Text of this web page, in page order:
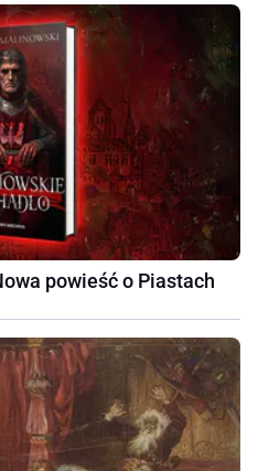
powieść o Piastach